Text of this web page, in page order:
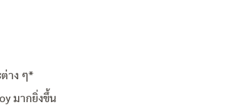
าง ๆ*
มากยิ่งขึ้น